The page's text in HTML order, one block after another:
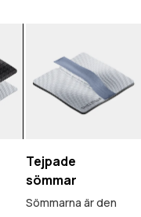
Tejpade
sömmar
Sömmarna är den